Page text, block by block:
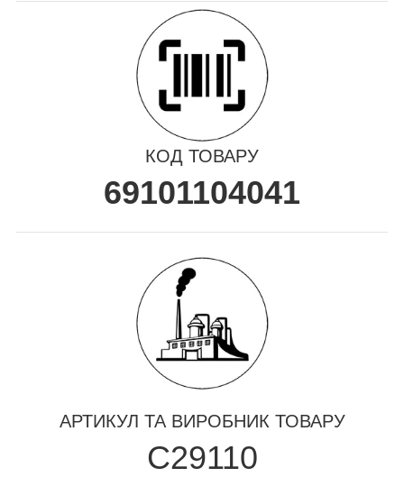
КОД ТОВАРУ
69101104041
АРТИКУЛ ТА ВИРОБНИК ТОВАРУ
C29110